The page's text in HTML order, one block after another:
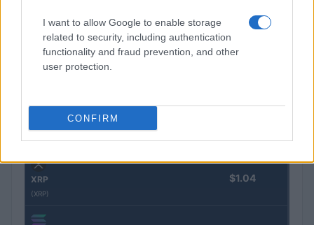
I want to allow Google to enable storage
related to security, including authentication
functionality and fraud prevention, and other
user protection.
CONFIRM
(BTC)
Ethereum
XRP
(XRP)
$1.04